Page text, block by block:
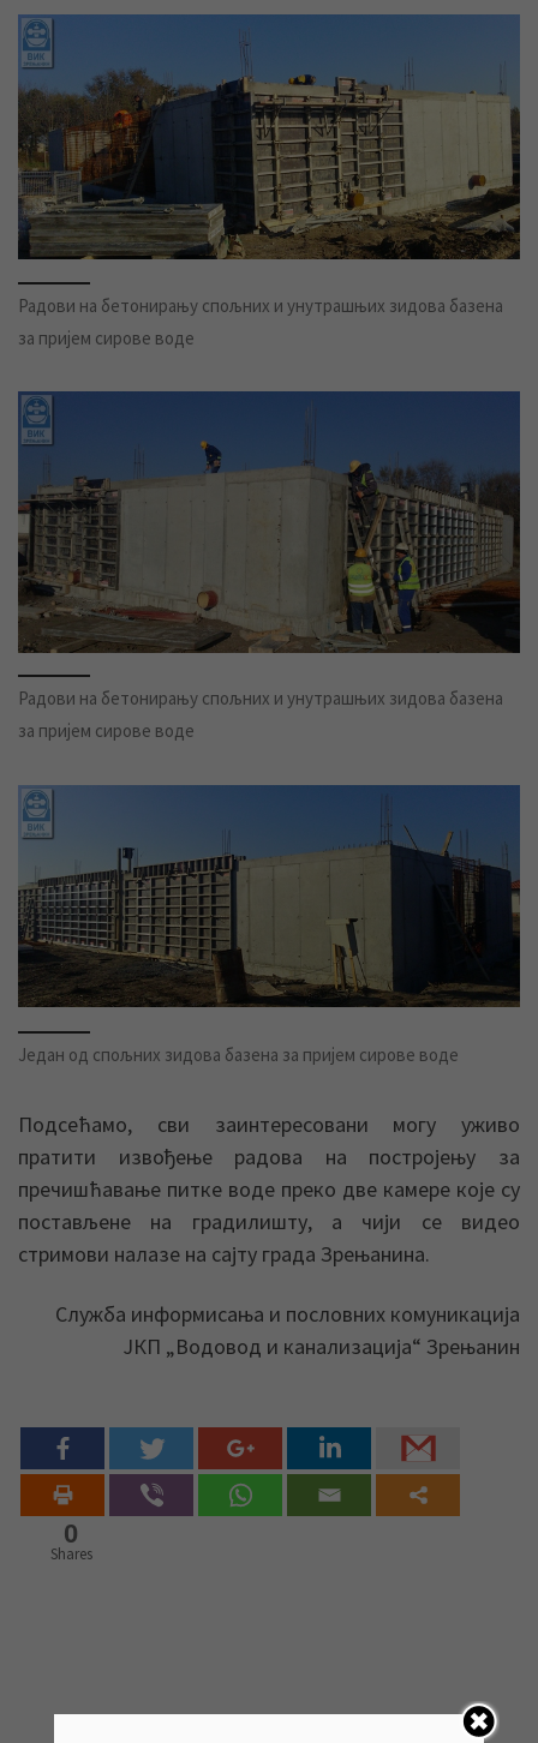
Радови на бетонирању спољних и унутрашњих зидова базена
за пријем сирове воде
Радови на бетонирању спољних и унутрашњих зидова базена
за пријем сирове воде
Један од спољних зидова базена за пријем сирове воде
Подсећамо, сви заинтересовани могу уживо
пратити извођење радова на постројењу за
пречишћавање питке воде преко две камере које су
постављене на градилишту, а чији се видео
стримови налазе на сајту града Зрењанина.
Служба информисања и пословних комуникација
ЈКП „Водовод и канализација“ Зрењанин
0
Shares